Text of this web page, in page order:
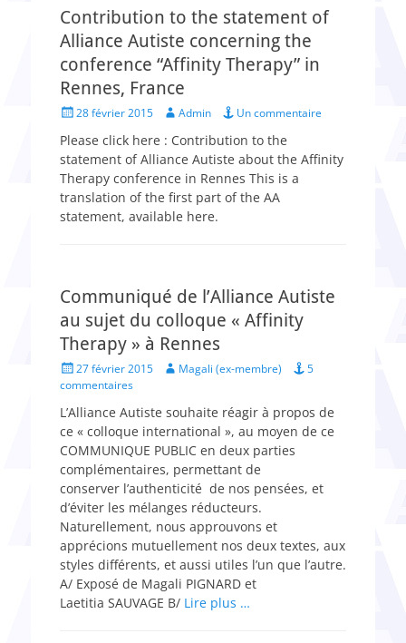
Contribution to the statement of
Alliance Autiste concerning the
conference “Affinity Therapy” in
Rennes, France
Posted28 février 2015 Author
Admin Un commentaire
Please click here : Contribution to the
statement of Alliance Autiste about the Affinity
Therapy conference in Rennes This is a
translation of the first part of the AA
statement, available here.
Communiqué de l’Alliance Autiste
au sujet du colloque « Affinity
Therapy » à Rennes
Posted
on
27 février 2015 AuthorMagali (ex-membre)
5
commentaires
L’Alliance Autiste souhaite réagir à propos de
ce « colloque international », au moyen de ce
COMMUNIQUE PUBLIC en deux parties
complémentaires, permettant de
conserver l’authenticité de nos pensées, et
d’éviter les mélanges réducteurs.
Naturellement, nous approuvons et
apprécions mutuellement nos deux textes, aux
styles différents, et aussi utiles l’un que l’autre.
A/ Exposé de Magali PIGNARD et
Laetitia SAUVAGE B/ Lire plus …